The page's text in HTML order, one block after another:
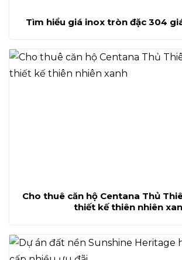
Tìm hiểu giá inox tròn đặc 304
Cho thuê căn hộ Centana Thủ
thiết kế thiên nhiên